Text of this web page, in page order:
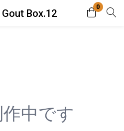
Box.12
0
Login
中です